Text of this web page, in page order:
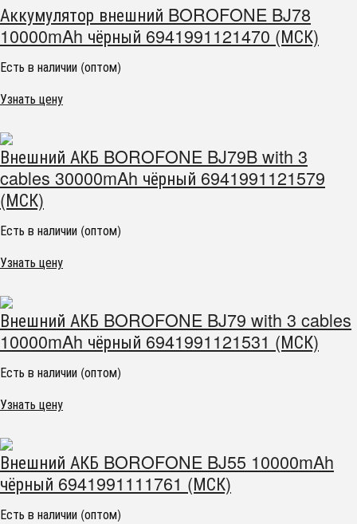
Аккумулятор внешний BOROFONE BJ78
10000mAh чёрный 6941991121470 (МСК)
Есть в наличии (оптом)
Узнать цену
Внешний АКБ BOROFONE BJ79B with 3
cables 30000mAh чёрный 6941991121579
(МСК)
Есть в наличии (оптом)
Узнать цену
Внешний АКБ BOROFONE BJ79 with 3 cables
10000mAh чёрный 6941991121531 (МСК)
Есть в наличии (оптом)
Узнать цену
Внешний АКБ BOROFONE BJ55 10000mAh
чёрный 6941991111761 (МСК)
Есть в наличии (оптом)